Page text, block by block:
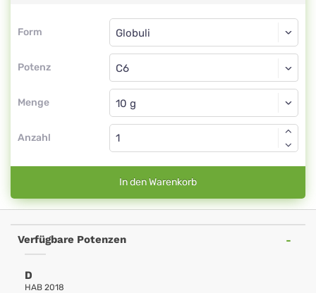
Form
Form
Potenz
Globuli
C6
Menge
Globuli
Anzahl
In den Warenkorb
Verfügbare Potenzen
D
HAB 2018